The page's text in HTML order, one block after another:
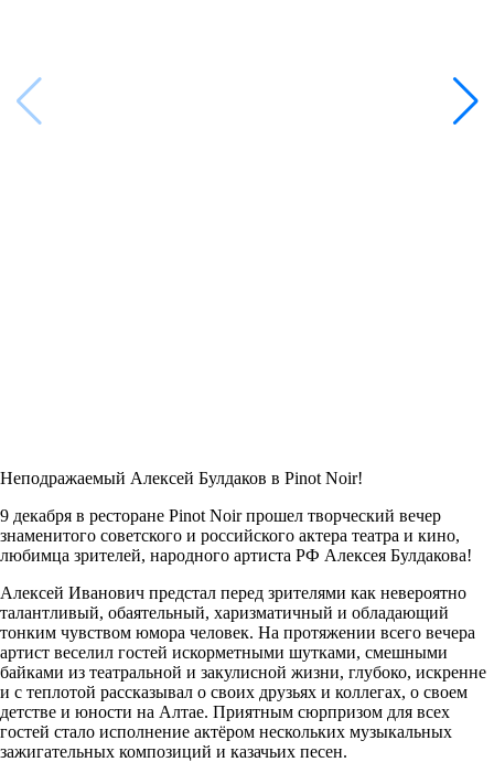
Неподражаемый Алексей Булдаков в Pinot Noir!
9 декабря в ресторане Pinot Noir прошел творческий вечер
знаменитого советского и российского актера театра и кино,
любимца зрителей, народного артиста РФ Алексея Булдакова!
Алексей Иванович предстал перед зрителями как невероятно
талантливый, обаятельный, харизматичный и обладающий
тонким чувством юмора человек. На протяжении всего вечера
артист веселил гостей искорметными шутками, смешными
байками из театральной и закулисной жизни, глубоко, искренне
и с теплотой рассказывал о своих друзьях и коллегах, о своем
детстве и юности на Алтае. Приятным сюрпризом для всех
гостей стало исполнение актёром нескольких музыкальных
зажигательных композиций и казачьих песен.